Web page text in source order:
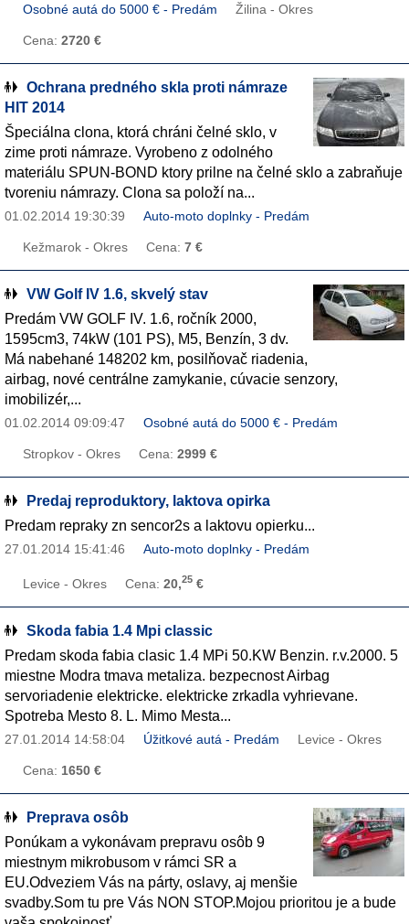
Osobné autá do 5000 € - Predám Žilina - Okres
Cena: 2720 €
Ochrana predného skla proti námraze
HIT 2014
Špeciálna clona, ktorá chráni čelné sklo, v
zime proti námraze. Vyrobeno z odolného
materiálu SPUN-BOND ktory prilne na čelné sklo a zabraňuje
tvoreniu námrazy. Clona sa položí na...
01.02.2014 19:30:39 Auto-moto doplnky - Predám
Kežmarok - Okres Cena: 7 €
VW Golf IV 1.6, skvelý stav
Predám VW GOLF IV. 1.6, ročník 2000,
1595cm3, 74kW (101 PS), M5, Benzín, 3 dv.
Má nabehané 148202 km, posilňovač riadenia,
airbag, nové centrálne zamykanie, cúvacie senzory,
imobilizér,...
01.02.2014 09:09:47 Osobné autá do 5000 € - Predám
Stropkov - Okres Cena: 2999 €
Predaj reproduktory, laktova opirka
Predam repraky zn sencor2s a laktovu opierku...
27.01.2014 15:41:46 Auto-moto doplnky - Predám
Levice - Okres Cena: 20,25 €
Skoda fabia 1.4 Mpi classic
Predam skoda fabia clasic 1.4 MPi 50.KW Benzin. r.v.2000. 5
miestne Modra tmava metaliza. bezpecnost Airbag
servoriadenie elektricke. elektricke zrkadla vyhrievane.
Spotreba Mesto 8. L. Mimo Mesta...
27.01.2014 14:58:04 Úžitkové autá - Predám Levice - Okres
Cena: 1650 €
Preprava osôb
Ponúkam a vykonávam prepravu osôb 9
miestnym mikrobusom v rámci SR a
EU.Odveziem Vás na párty, oslavy, aj menšie
svadby.Som tu pre Vás NON STOP.Mojou prioritou je a bude